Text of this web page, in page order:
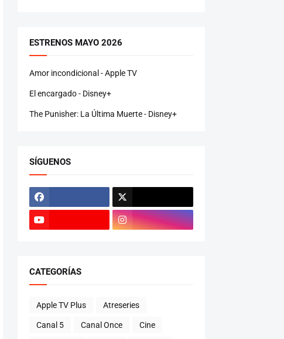
ESTRENOS MAYO 2026
Amor incondicional - Apple TV
El encargado - Disney+
The Punisher: La Última Muerte - Disney+
SÍGUENOS
CATEGORÍAS
Apple TV Plus Atreseries
Canal 5 Canal Once Cine